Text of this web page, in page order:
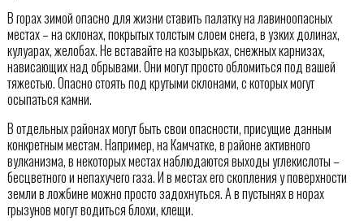
В горах зимой опасно для жизни ставить палатку на лавиноопасных
местах – на склонах, покрытых толстым слоем снега, в узких долинах,
кулуарах, желобах. Не вставайте на козырьках, снежных карнизах,
нависающих над обрывами. Они могут просто обломиться под вашей
тяжестью. Опасно стоять под крутыми склонами, с которых могут
осыпаться камни.
В отдельных районах могут быть свои опасности, присущие данным
конкретным местам. Например, на Камчатке, в районе активного
вулканизма, в некоторых местах наблюдаются выходы углекислоты –
бесцветного и непахучего газа. И в местах его скопления у поверхности
земли в ложбине можно просто задохнуться. А в пустынях в норах
грызунов могут водиться блохи, клещи.